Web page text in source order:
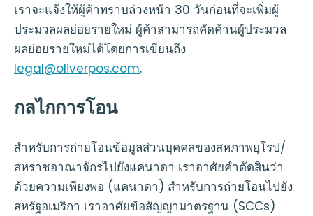
เราจะแจ้งให้ผู้ค้าทราบล่วงหน้า 30 วันก่อนที่จะเพิ่มผู้
ประมวลผลย่อยรายใหม่ ผู้ค้าสามารถคัดค้านผู้ประมวล
ผลย่อยรายใหม่ได้โดยการเขียนถึง
legal@oliverpos.com.
กลไกการโอน
สำหรับการถ่ายโอนข้อมูลส่วนบุคคลของสหภาพยุโรป/
สหราชอาณาจักรไปยังแคนาดา เราอาศัยคำตัดสินว่า
ด้วยความเพียงพอ (แคนาดา) สำหรับการถ่ายโอนไปยัง
สหรัฐอเมริกา เราอาศัยข้อสัญญามาตรฐาน (SCCs)